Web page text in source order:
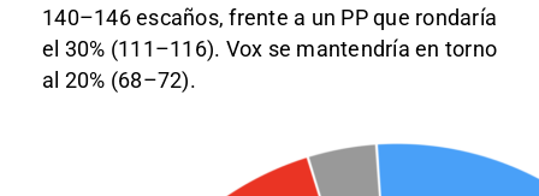
140–146 escaños, frente a un PP que rondaría
el 30% (111–116). Vox se mantendría en torno
al 20% (68–72).